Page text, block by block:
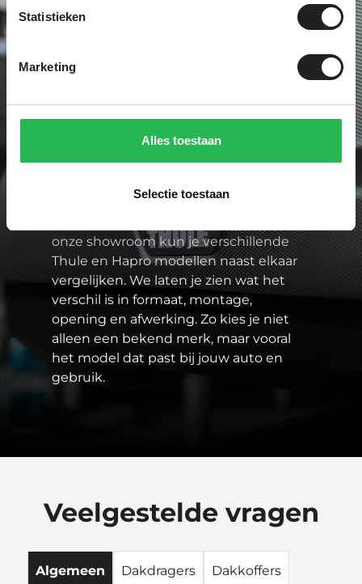
Statistieken
Marketing
Alles toestaan
Selectie toestaan
en Hapro
Paddock One is specialist in sterke
merken waarbij pasvorm, veiligheid en
gebruiksgemak goed op elkaar
je waardevolle spullen op het dak
onze showroom kun je verschillende
Thule en Hapro modellen naast elkaar
vergelijken. We laten je zien wat het
verschil is in formaat, montage,
opening en afwerking. Zo kies je niet
alleen een bekend merk, maar vooral
het model dat past bij jouw auto en
gebruik.
Veelgestelde vragen
Algemeen Dakdragers Dakkoffers